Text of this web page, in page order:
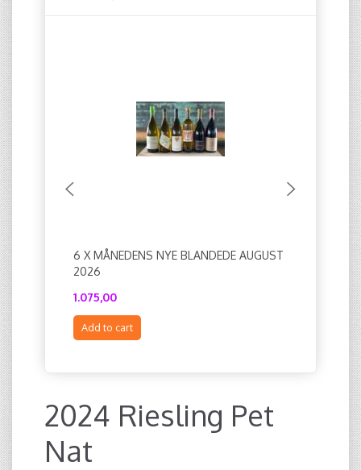
6 X MÅNEDENS NYE BLANDEDE AUGUST
2026
1.075,00
Add to cart
2020 IO
Add to
2024 Riesling Pet
Nat